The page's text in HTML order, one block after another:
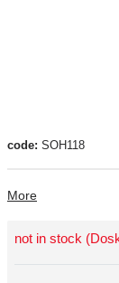
code: SOH118
More
not in stock